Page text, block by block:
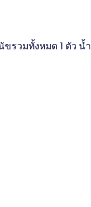
ขรวมทั้งหมด 1 ตัว น้ำ